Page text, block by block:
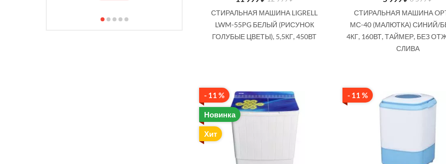
Купить Купить
СТИРАЛЬНАЯ МАШИНА LIGRELL
LWM-55PG БЕЛЫЙ (РИСУНОК
ГОЛУБЫЕ ЦВЕТЫ), 5,5КГ, 450ВТ
СТИРАЛЬНАЯ МАШИНА
МС-40 (МАЛЮТКА) СИНИЙ/
4КГ, 160ВТ, ТАЙМЕР, БЕЗ
СЛИВА
- 11 %
Новинка
Хит
- 11 %